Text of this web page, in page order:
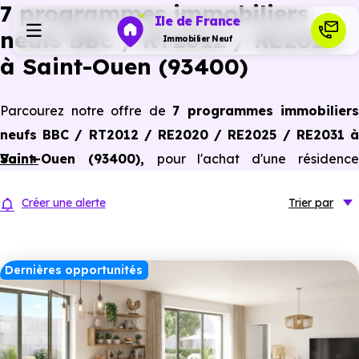
Ile de France
Immobilier Neuf
Investir
Ressources
Financer
7 programmes immobiliers
neufs BBC / RT2012 / RE2020
à Saint-Ouen (93400)
Parcourez notre offre de 7 programmes immobiliers
neufs BBC / RT2012 / RE2020 / RE2025 / RE2031 à
Saint-Ouen (93400), pour l'achat d'une résidence
dernières normes de performances énergétiques, pour un
Voir +
Créer une alerte Trier par
Dernières opportunités